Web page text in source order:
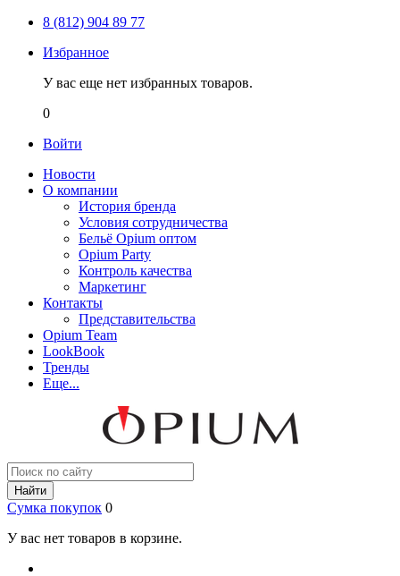
8 (812) 904 89 77
Избранное
У вас еще нет избранных товаров.
0
Войти
Новости
О компании
История бренда
Условия сотрудничества
Бельё Opium оптом
Opium Party
Контроль качества
Маркетинг
Контакты
Представительства
Opium Team
LookBook
Тренды
Еще...
Найти
Сумка покупок 0
У вас нет товаров в корзине.